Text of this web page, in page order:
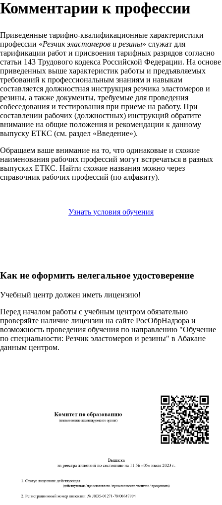
Комментарии к профессии
Приведенные тарифно-квалификационные характеристики
профессии «Резчик эластомеров и резины» служат для
тарификации работ и присвоения тарифных разрядов согласно
статьи 143 Трудового кодекса Российской Федерации. На основе
приведенных выше характеристик работы и предъявляемых
требований к профессиональным знаниям и навыкам
составляется должностная инструкция резчика эластомеров и
резины, а также документы, требуемые для проведения
собеседования и тестирования при приеме на работу. При
составлении рабочих (должностных) инструкций обратите
внимание на общие положения и рекомендации к данному
выпуску ЕТКС (см. раздел «Введение»).
Обращаем ваше внимание на то, что одинаковые и схожие
наименования рабочих профессий могут встречаться в разных
выпусках ЕТКС. Найти схожие названия можно через
справочник рабочих профессий (по алфавиту).
Узнать условия обучения
Как не оформить нелегальное удостоверение
Учебный центр должен иметь лицензию!
Перед началом работы с учебным центром обязательно
проверяйте наличие лицензии на сайте РосОбрНадзора и
возможность проведения обучения по направлению "Обучение
по специальности: Резчик эластомеров и резины" в Абакане
данным центром.